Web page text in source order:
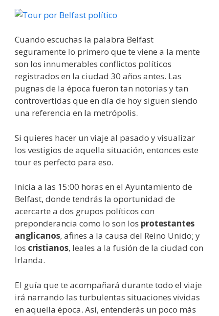
Cuando escuchas la palabra Belfast
seguramente lo primero que te viene a la mente
son los innumerables conflictos políticos
registrados en la ciudad 30 años antes. Las
pugnas de la época fueron tan notorias y tan
controvertidas que en día de hoy siguen siendo
una referencia en la metrópolis.
Si quieres hacer un viaje al pasado y visualizar
los vestigios de aquella situación, entonces este
tour es perfecto para eso.
Inicia a las 15:00 horas en el Ayuntamiento de
Belfast, donde tendrás la oportunidad de
acercarte a dos grupos políticos con
preponderancia como lo son los protestantes
anglicanos, afines a la causa del Reino Unido; y
los cristianos, leales a la fusión de la ciudad con
Irlanda.
El guía que te acompañará durante todo el viaje
irá narrando las turbulentas situaciones vividas
en aquella época. Así, entenderás un poco más